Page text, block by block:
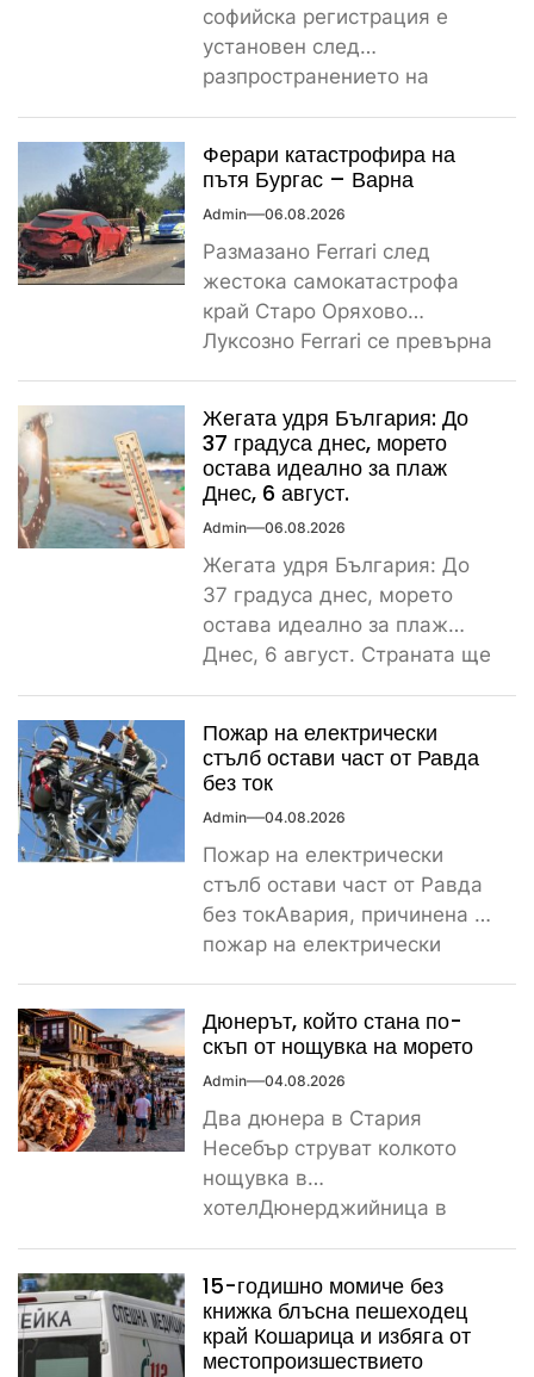
софийска регистрация е
установен след
разпространението на
1000...
Ферари катастрофира на
пътя Бургас – Варна
Admin 06.08.2026
Размазано Ferrari след
жестока самокатастрофа
край Старо Оряхово
Луксозно Ferrari се превърна
сутрин...
Жегата удря България: До
37 градуса днес, морето
остава идеално за плаж
Днес, 6 август.
Admin 06.08.2026
Жегата удря България: До
37 градуса днес, морето
остава идеално за плаж
Днес, 6 август. Страната ще
Пожар на електрически
стълб остави част от Равда
без ток
Admin 04.08.2026
Пожар на електрически
стълб остави част от Равда
без токАвария, причинена от
пожар на електрически
Дюнерът, който стана по-
скъп от нощувка на морето
Admin 04.08.2026
Два дюнера в Стария
Несебър струват колкото
нощувка в
хотелДюнерджийница в
скъпотия на храната...
15-годишно момиче без
книжка блъсна пешеходец
край Кошарица и избяга от
местопроизшествието